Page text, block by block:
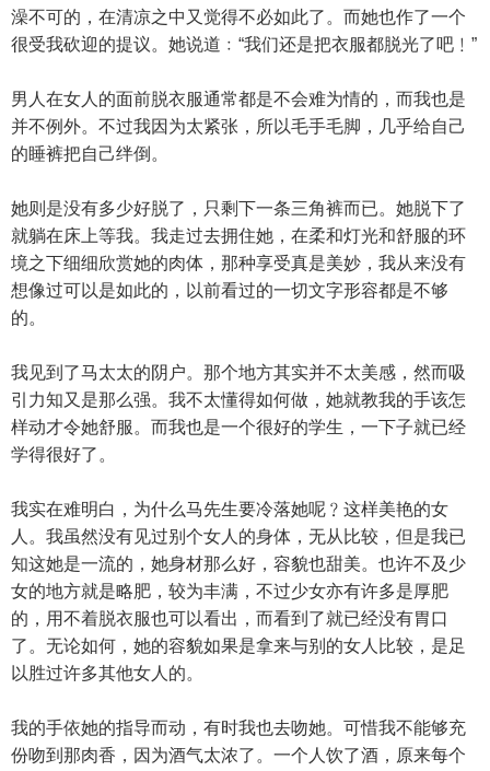
澡不可的，在清凉之中又觉得不必如此了。而她也作了一个
很受我砍迎的提议。她说道﹕“我们还是把衣服都脱光了吧﹗”
男人在女人的面前脱衣服通常都是不会难为情的，而我也是
并不例外。不过我因为太紧张，所以毛手毛脚，几乎给自己
的睡裤把自己绊倒。
她则是没有多少好脱了，只剩下一条三角裤而已。她脱下了
就躺在床上等我。我走过去拥住她，在柔和灯光和舒服的环
境之下细细欣赏她的肉体，那种享受真是美妙，我从来没有
想像过可以是如此的，以前看过的一切文字形容都是不够
的。
我见到了马太太的阴户。那个地方其实并不太美感，然而吸
引力知又是那么强。我不太懂得如何做，她就教我的手该怎
样动才令她舒服。而我也是一个很好的学生，一下子就已经
学得很好了。
我实在难明白，为什么马先生要冷落她呢﹖这样美艳的女
人。我虽然没有见过别个女人的身体，无从比较，但是我已
知这她是一流的，她身材那么好，容貌也甜美。也许不及少
女的地方就是略肥，较为丰满，不过少女亦有许多是厚肥
的，用不着脱衣服也可以看出，而看到了就已经没有胃口
了。无论如何，她的容貌如果是拿来与别的女人比较，是足
以胜过许多其他女人的。
我的手依她的指导而动，有时我也去吻她。可惜我不能够充
份吻到那肉香，因为酒气太浓了。一个人饮了酒，原来每个